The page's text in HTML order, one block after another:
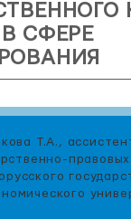
СФЕРЕ
Т.А.,